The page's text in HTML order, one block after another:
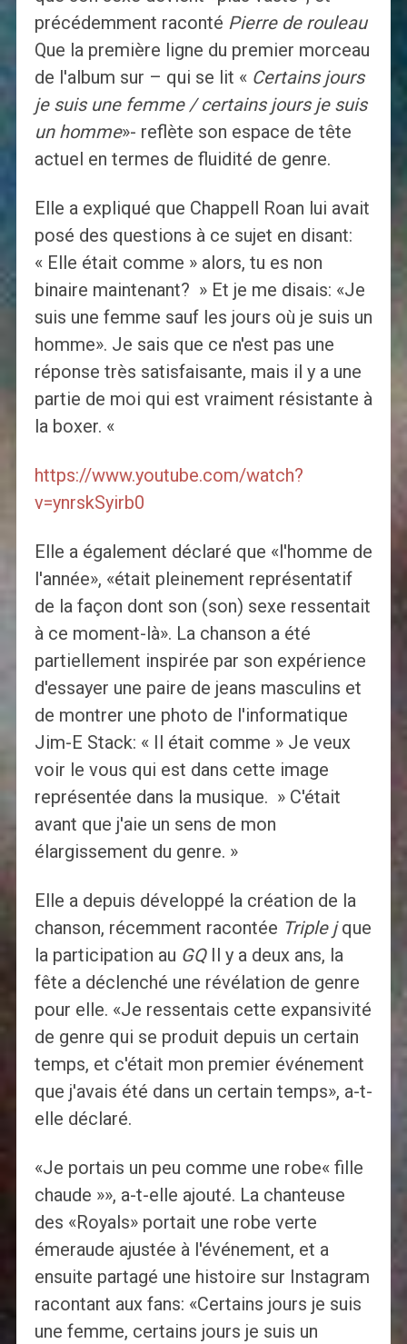
précédemment raconté Pierre de rouleau
Que la première ligne du premier morceau
de l'album sur – qui se lit « Certains jours
je suis une femme / certains jours je suis
un homme»- reflète son espace de tête
actuel en termes de fluidité de genre.
Elle a expliqué que Chappell Roan lui avait
posé des questions à ce sujet en disant:
« Elle était comme » alors, tu es non
binaire maintenant? » Et je me disais: «Je
suis une femme sauf les jours où je suis un
homme». Je sais que ce n'est pas une
réponse très satisfaisante, mais il y a une
partie de moi qui est vraiment résistante à
la boxer. «
https://www.youtube.com/watch?
v=ynrskSyirb0
Elle a également déclaré que «l'homme de
l'année», «était pleinement représentatif
de la façon dont son (son) sexe ressentait
à ce moment-là». La chanson a été
partiellement inspirée par son expérience
d'essayer une paire de jeans masculins et
de montrer une photo de l'informatique
Jim-E Stack: « Il était comme » Je veux
voir le vous qui est dans cette image
représentée dans la musique. » C'était
avant que j'aie un sens de mon
élargissement du genre. »
Elle a depuis développé la création de la
chanson, récemment racontée Triple jque
la participation au GQIl y a deux ans, la
fête a déclenché une révélation de genre
pour elle. «Je ressentais cette expansivité
de genre qui se produit depuis un certain
temps, et c'était mon premier événement
que j'avais été dans un certain temps», a-t-
elle déclaré.
«Je portais un peu comme une robe« fille
chaude »», a-t-elle ajouté. La chanteuse
des «Royals» portait une robe verte
émeraude ajustée à l'événement, et a
ensuite partagé une histoire sur Instagram
racontant aux fans: «Certains jours je suis
une femme, certains jours je suis un